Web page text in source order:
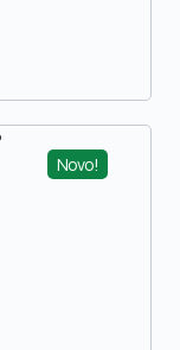
Novo!